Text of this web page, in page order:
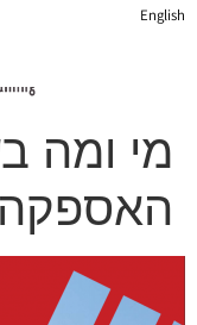
English
מי ומה
האספקה